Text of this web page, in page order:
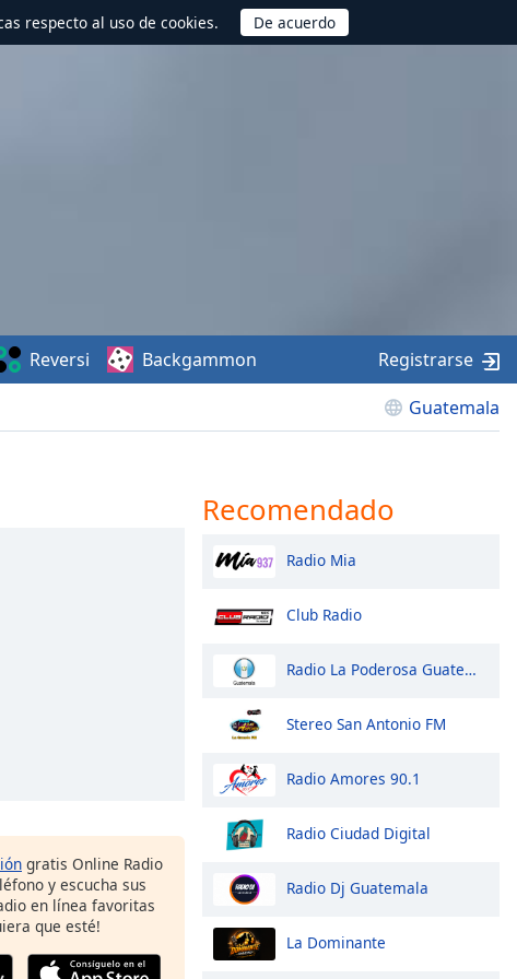
respecto al uso de cookies.
Guatemala
Reversi Backgammon Registrarse
gratis Online Radio
y escucha sus
en línea favoritas
que esté!
Recomendado
Radio Mia
Club Radio
Radio La Poderosa Guatemala
Stereo San Antonio FM
Radio Amores 90.1
Radio Ciudad Digital
Radio Dj Guatemala
La Dominante